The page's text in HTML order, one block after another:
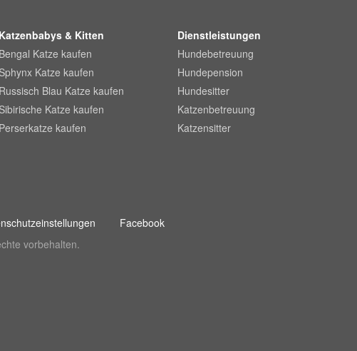
Katzenbabys & Kitten
Bengal Katze kaufen
Sphynx Katze kaufen
Russisch Blau Katze kaufen
Sibirische Katze kaufen
Perserkatze kaufen
Dienstleistungen
Hundebetreuung
Hundepension
Hundesitter
Katzenbetreuung
Katzensitter
Facebook
vorbehalten.